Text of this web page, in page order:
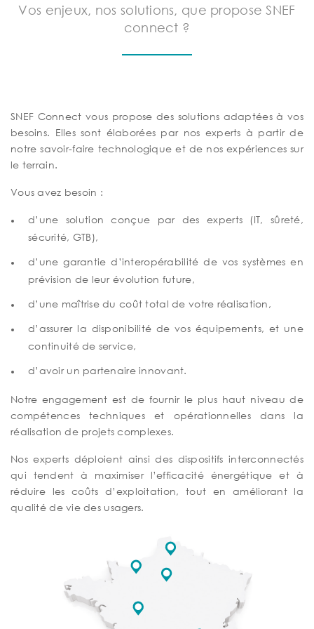
Vos enjeux, nos solutions, que propose SNEF
connect ?
SNEF Connect vous propose des solutions adaptées à vos
besoins. Elles sont élaborées par nos experts à partir de
notre savoir-faire technologique et de nos expériences sur
le terrain.
Vous avez besoin :
d’une solution conçue par des experts (IT, sûreté,
sécurité, GTB),
d’une garantie d’interopérabilité de vos systèmes en
prévision de leur évolution future,
d’une maîtrise du coût total de votre réalisation,
d’assurer la disponibilité de vos équipements, et une
continuité de service,
d’avoir un partenaire innovant.
Notre engagement est de fournir le plus haut niveau de
compétences techniques et opérationnelles dans la
réalisation de projets complexes.
Nos experts déploient ainsi des dispositifs interconnectés
qui tendent à maximiser l’efficacité énergétique et à
réduire les coûts d’exploitation, tout en améliorant la
qualité de vie des usagers.